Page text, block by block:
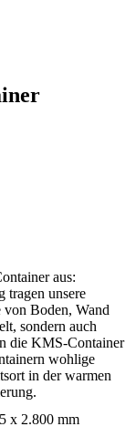
aus:
tragen unsere
von Boden, Wand
sondern auch
die KMS-Container
wohlige
in der warmen
x 2.800 mm